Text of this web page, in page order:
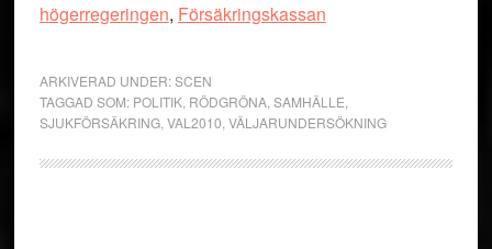
högerregeringen, Försäkringskassan
ARKIVERAD UNDER:SCEN
TAGGAD SOM: POLITIK, RÖDGRÖNA, SAMHÄLLE
SJUKFÖRSÄKRING, VAL2010 VÄLJARUNDERSÖKNING